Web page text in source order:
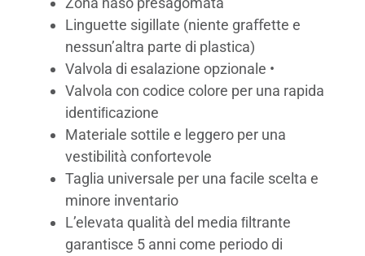
Linguette sigillate (niente graﬀette e
nessun’altra parte di plastica)
Valvola di esalazione opzionale •
Valvola con codice colore per una rapida
identiﬁcazione
Materiale sottile e leggero per una
vestibilità confortevole
Taglia universale per una facile scelta e
minore inventario
L’elevata qualità del media ﬁltrante
garantisce 5 anni come periodo di